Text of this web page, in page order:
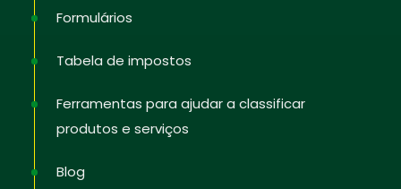
Formulários
Tabela de impostos
Ferramentas para ajudar a classificar
produtos e serviços
Blog